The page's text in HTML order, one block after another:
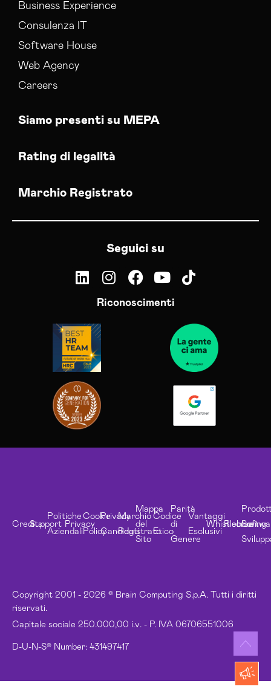
Business Experience
Consulenza IT
Software House
Web Agency
Careers
Siamo presenti su MEPA
Rating di legalità
Marchio Registrato
Seguici su
Riconoscimenti
Copyright 2001 - 2026 © Brain Computing S.p.A. Tutti i diritti
riservati.
Capitale sociale 250.000,00 i.v. - P. IVA 06706551006
D-U-N-S® Number: 431497417
CreditsSupport
Politiche
Aziendali
Privacy
Cookie
Policy
Privacy
Candidati
Marchio
Registrato
Mappa
del
Sito
Codice
Etico
Parità
di
Genere
Vantaggi
Esclusivi
Whistleblowing
Risorse